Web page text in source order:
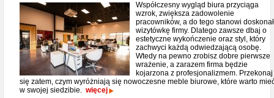
Współczesny wygląd biura przyciąga
wzrok, zwiększa zadowolenie
pracowników, a do tego stanowi
wizytówkę firmy. Dlatego zawsze dbaj o
estetyczne wykończenie oraz styl, który
zachwyci każdą odwiedzającą osobę.
Wtedy na pewno zrobisz dobre pierwsze
wrażenie, a zarazem firma będzie
kojarzona z profesjonalizmem. Przekonaj
się zatem, czym wyróżniają się nowoczesne meble biurowe, które warto
w swojej siedzibie. więcej